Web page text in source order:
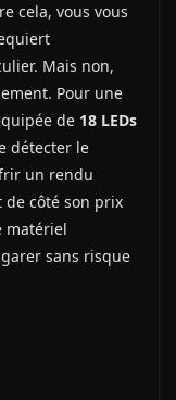
cela, vous vous
Mais non,
Pour une
de 18 LEDs
détecter le
un rendu
côté son prix
matériel
sans risque